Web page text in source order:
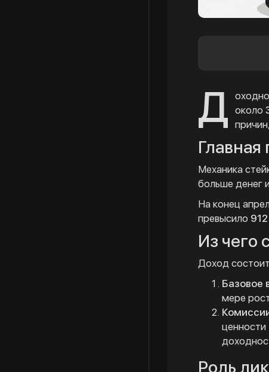
Д около
Механика
больше денег
На конец
превысило
Из чего
Доход
Базовое
мере
ценности
Роль